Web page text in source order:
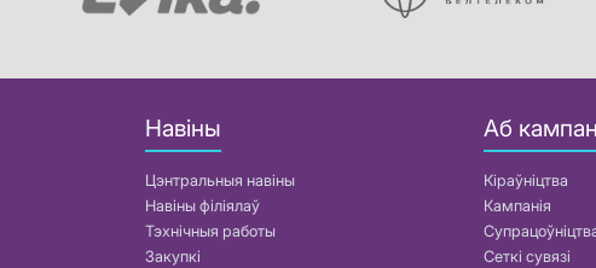
Навіны
Цэнтральныя навіны
Навіны філіялаў
Тэхнічныя работы
Закупкі
Аб
Кіраўніцтва
Кампанія
Сеткі сувязі